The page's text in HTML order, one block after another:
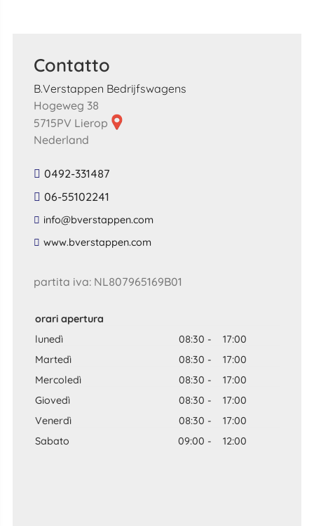
Contatto
B.Verstappen Bedrijfswagens
Hogeweg 38
5715PV Lierop
Nederland
0492-331487
06-55102241
​info​@​bverstappen​.​com​
​www​.​bverstappen​.​com​
partita iva: NL807965169B01
orari apertura
lunedì
08:30 -
17:00
Martedì
08:30 -
17:00
Mercoledì
08:30 -
17:00
Giovedì
08:30 -
17:00
Venerdì
08:30 -
17:00
Sabato
09:00 - 12:00